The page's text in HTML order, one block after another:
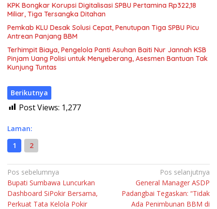
KPK Bongkar Korupsi Digitalisasi SPBU Pertamina Rp322,18
Miliar, Tiga Tersangka Ditahan
Pemkab KLU Desak Solusi Cepat, Penutupan Tiga SPBU Picu
Antrean Panjang BBM
Terhimpit Biaya, Pengelola Panti Asuhan Baiti Nur Jannah KSB
Pinjam Uang Polisi untuk Menyeberang, Asesmen Bantuan Tak
Kunjung Tuntas
Berikutnya
Post Views: 1,277
Laman:
1
2
Navigasi
pos
Pos sebelumnya
Bupati Sumbawa Luncurkan
Dashboard SiPokir Bersama,
Perkuat Tata Kelola Pokir
Pos selanjutnya
General Manager ASDP
Padangbai Tegaskan: “Tidak
Ada Penimbunan BBM di